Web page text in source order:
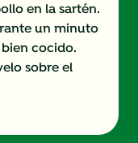
en la sartén.
un minuto
cocido.
sobre el